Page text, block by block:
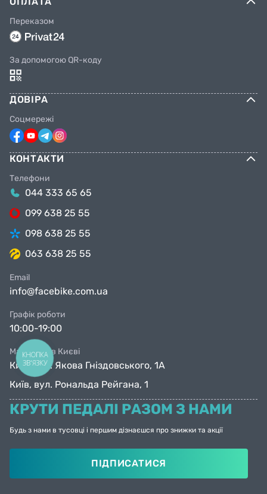
Переказом
За допомогою QR-коду
ДОВІРА
Соцмережі
КОНТАКТИ
Телефони
044 333 65 65
099 638 25 55
098 638 25 55
063 638 25 55
Email
info@facebike.com.ua
Графік роботи
10:00-19:00
Магазини в Києві
Київ, вул. Якова Гніздовського, 1А
Київ, вул. Рональда Рейгана, 1
КРУТИ ПЕДАЛІ РАЗОМ З НАМИ
Будь з нами в тусовці і першим дізнаєшся про знижки та акції
ПІДПИСАТИСЯ
КНОПКА
ЗВ'ЯЗКУ